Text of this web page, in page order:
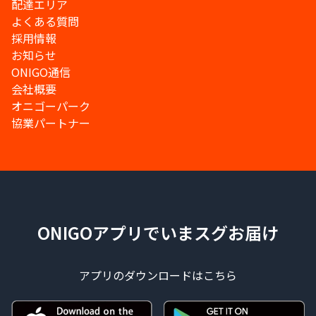
配達エリア
よくある質問
採用情報
お知らせ
ONIGO通信
会社概要
オニゴーパーク
協業パートナー
ONIGOアプリでいまスグお届け
アプリのダウンロードはこちら